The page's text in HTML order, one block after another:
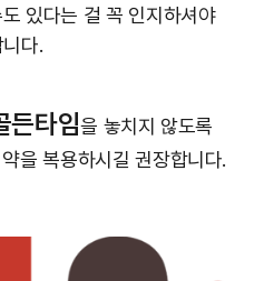
있다는 걸 꼭 인지하셔야
다.
든타임을 놓치지 않도록
을 복용하시길 권장합니다.